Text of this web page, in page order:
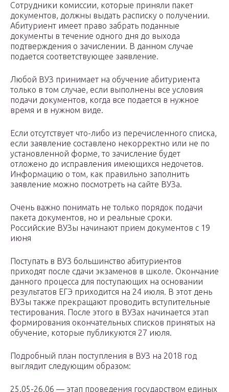
Сотрудники комиссии, которые приняли пакет
документов, должны выдать расписку о получении.
Абитуриент имеет право забрать поданные
документы в течение одного дня до выхода
подтверждения о зачислении. В данном случае
подается соответствующее заявление.
Любой ВУЗ принимает на обучение абитуриента
только в том случае, если выполнены все условия
подачи документов, когда все подается в нужное
время и в нужном виде.
Если отсутствует что-либо из перечисленного списка,
если заявление составлено некорректно или не по
установленной форме, то зачисление будет
отложено до исправления имеющихся недочетов.
Информацию о том, как правильно заполнить
заявление можно посмотреть на сайте ВУЗа.
Очень важно понимать не только порядок подачи
пакета документов, но и реальные сроки.
Российские ВУЗы начинают прием документов с 19
июня
Поступать в ВУЗ большинство абитуриентов
приходят после сдачи экзаменов в школе. Окончание
данного процесса для поступающих на основании
результатов ЕГЭ приходится на 24 июля. В этот день
ВУЗы также прекращают проводить вступительные
тестирования. После этого в ВУЗах начинается этап
формирования окончательных списков принятых на
обучение, которые публикуются 27 июля.
Подробный план поступления в ВУЗ на 2018 год
выглядит следующим образом:
25.05-26.06 — этап проведения государством единых